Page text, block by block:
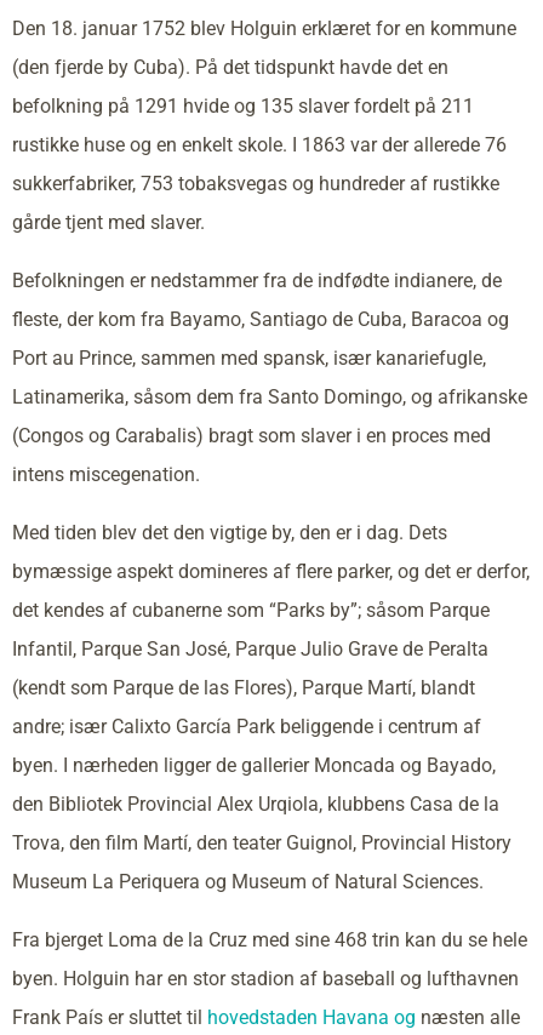
Den 18. januar 1752 blev Holguin erklæret for en kommune
(den fjerde by Cuba). På det tidspunkt havde det en
befolkning på 1291 hvide og 135 slaver fordelt på 211
rustikke huse og en enkelt skole. I 1863 var der allerede 76
sukkerfabriker, 753 tobaksvegas og hundreder af rustikke
gårde tjent med slaver.
Befolkningen er nedstammer fra de indfødte indianere, de
fleste, der kom fra Bayamo, Santiago de Cuba, Baracoa og
Port au Prince, sammen med spansk, især kanariefugle,
Latinamerika, såsom dem fra Santo Domingo, og afrikanske
(Congos og Carabalis) bragt som slaver i en proces med
intens miscegenation.
Med tiden blev det den vigtige by, den er i dag. Dets
bymæssige aspekt domineres af flere parker, og det er derfor,
det kendes af cubanerne som “Parks by”; såsom Parque
Infantil, Parque San José, Parque Julio Grave de Peralta
(kendt som Parque de las Flores), Parque Martí, blandt
andre; især Calixto García Park beliggende i centrum af
byen. I nærheden ligger de gallerier Moncada og Bayado,
den Bibliotek Provincial Alex Urqiola, klubbens Casa de la
Trova, den film Martí, den teater Guignol, Provincial History
Museum La Periquera og Museum of Natural Sciences.
Fra bjerget Loma de la Cruz med sine 468 trin kan du se hele
byen. Holguin har en stor stadion af baseball og lufthavnen
Frank País er sluttet til hovedstaden Havana og næsten alle